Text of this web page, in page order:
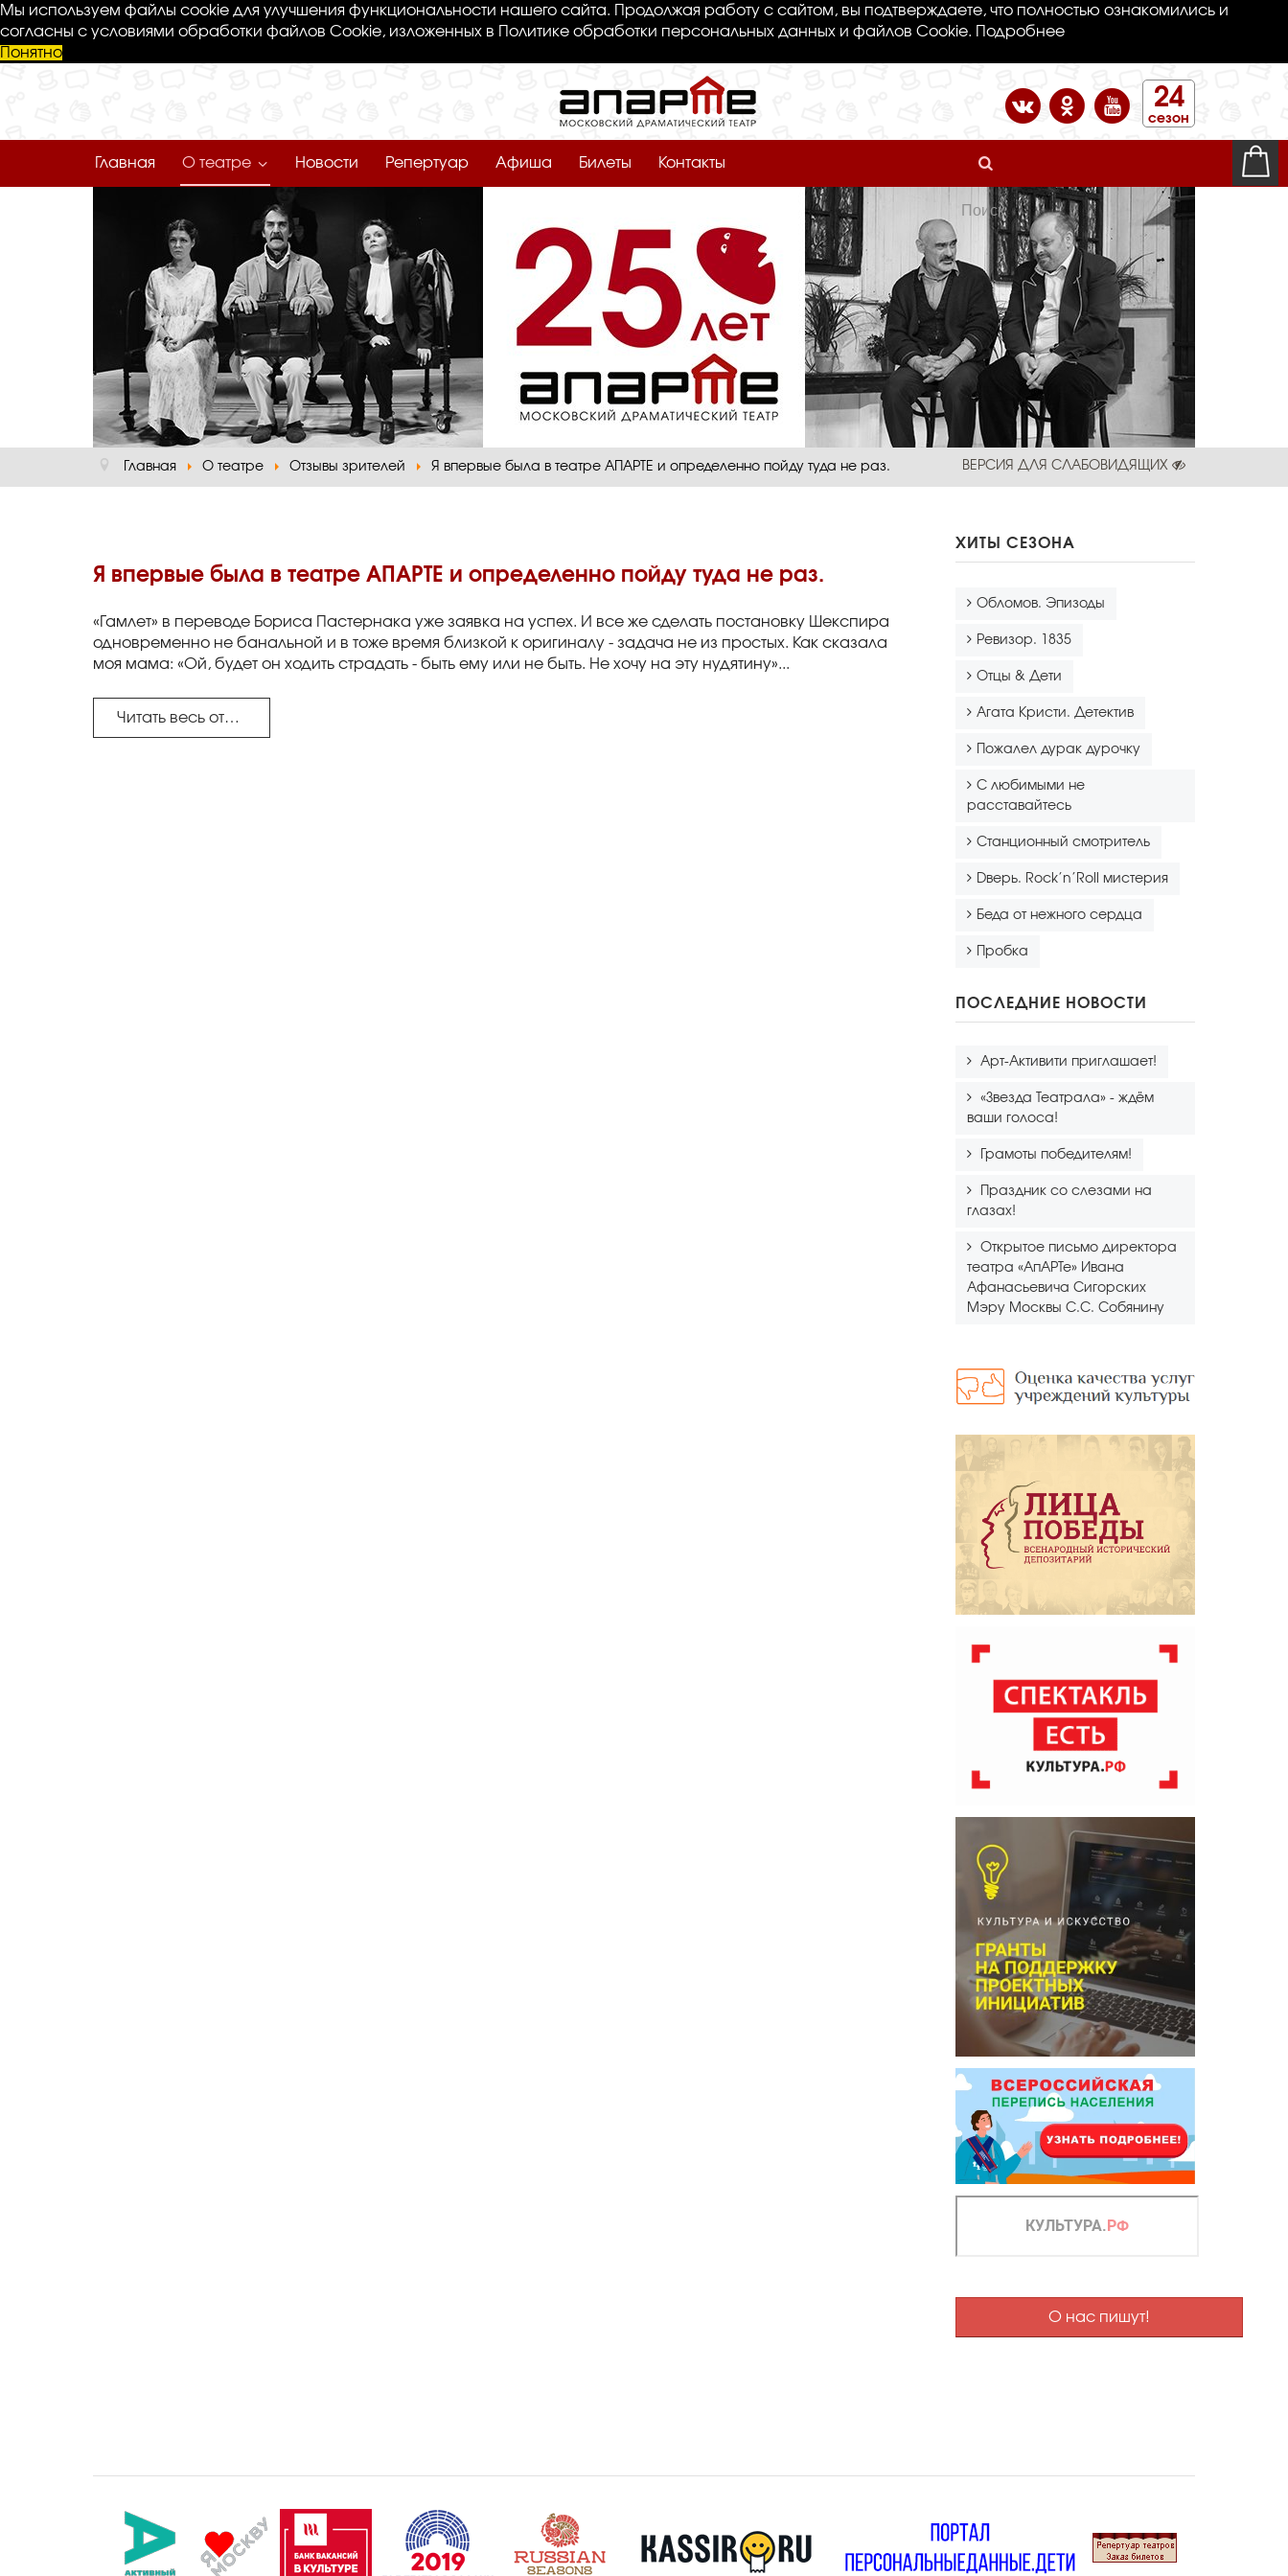
Мы используем файлы cookie для улучшения функциональности нашего сайта. Продолжая работу с сайтом, вы подтверждаете, что полностью ознакомились и
согласны с условиями обработки файлов Cookie, изложенных в Политике обработки персональных данных и файлов Cookie. Подробнее
Понятно
24
сезон
Главная О театре Новости Репертуар Афиша Билеты Контакты
Главная О театре Отзывы зрителей Я впервые была в театре АПАРТЕ и определенно пойду туда не раз. ВЕРСИЯ ДЛЯ СЛАБОВИДЯЩИХ
Я впервые была в театре АПАРТЕ и определенно пойду туда не раз.
«Гамлет» в переводе Бориса Пастернака уже заявка на успех. И все же сделать постановку Шекспира
одновременно не банальной и в тоже время близкой к оригиналу - задача не из простых. Как сказала
моя мама: «Ой, будет он ходить страдать - быть ему или не быть. Не хочу на эту нудятину»...
Читать весь отзыв...
ХИТЫ СЕЗОНА
Обломов. Эпизоды
Ревизор. 1835
Отцы & Дети
Агата Кристи. Детектив
Пожалел дурак дурочку
С любимыми не
расставайтесь
Станционный смотритель
Dверь. Rock’n’Roll мистерия
Беда от нежного сердца
Пробка
ПОСЛЕДНИЕ НОВОСТИ
Арт-Активити приглашает!
«Звезда Театрала» - ждём
ваши голоса!
Грамоты победителям!
Праздник со слезами на
глазах!
Открытое письмо директора
театра «АпАРТе» Ивана
Афанасьевича Сигорских
Мэру Москвы С.С. Собянину
О нас пишут!